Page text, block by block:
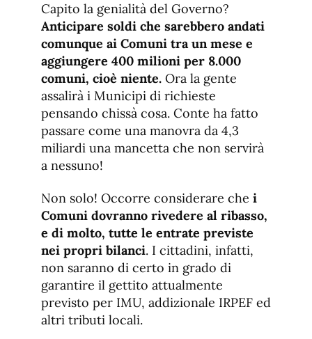
Capito la genialità del Governo?
Anticipare soldi che sarebbero andati
comunque ai Comuni tra un mese e
aggiungere 400 milioni per 8.000
comuni, cioè niente. Ora la gente
assalirà i Municipi di richieste
pensando chissà cosa. Conte ha fatto
passare come una manovra da 4,3
miliardi una mancetta che non servirà
a nessuno!
Non solo! Occorre considerare che i
Comuni dovranno rivedere al ribasso,
e di molto, tutte le entrate previste
nei propri bilanci. I cittadini, infatti,
non saranno di certo in grado di
garantire il gettito attualmente
previsto per IMU, addizionale IRPEF ed
altri tributi locali.